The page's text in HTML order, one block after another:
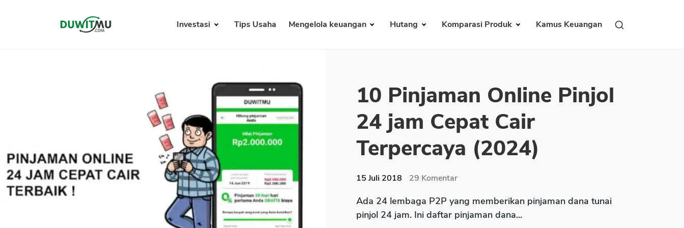
Investasi Tips Usaha Mengelola keuangan Hutang Komparasi Produk Kamus Keuangan
10 Pinjaman Online Pinjol
24 jam Cepat Cair
Terpercaya (2024)
15 Juli 2018 29 Komentar
Ada 24 lembaga P2P yang memberikan pinjaman dana tunai
pinjol 24 jam. Ini daftar pinjaman dana...